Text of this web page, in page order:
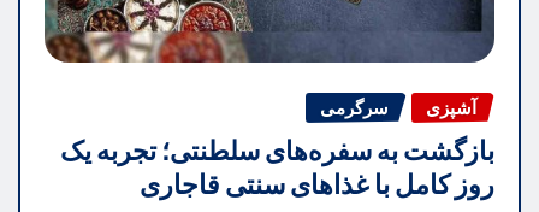
آشپزی سرگرمی
بازگشت به سفره‌های سلطنتی؛ تجربه یک
روز کامل با غذاهای سنتی قاجاری